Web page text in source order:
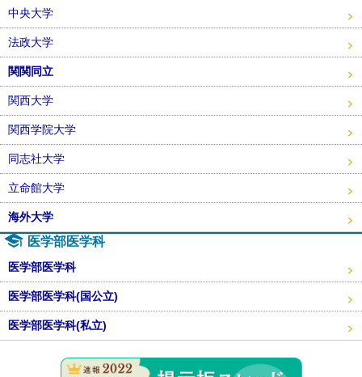
中央大学
法政大学
関関同立
関西大学
関西学院大学
同志社大学
立命館大学
海外大学
医学部医学科
医学部医学科
医学部医学科(国公立)
医学部医学科(私立)